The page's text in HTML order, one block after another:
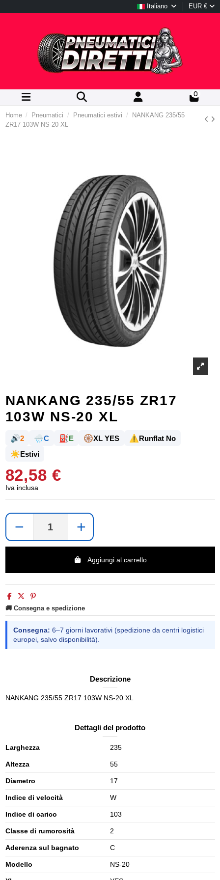
Italiano EUR €
0
Home Pneumatici Pneumatici estivi
NANKANG 235/55
ZR17 103W NS-20 XL
NANKANG 235/55 ZR17
103W NS-20 XL
🔊2 🌧️C ⛽E 🛞XL YES ⚠️Runflat No
☀️Estivi
82,58 €
Iva inclusa
− +
Aggiungi al carrello
🚚 Consegna e spedizione
Consegna: 6–7 giorni lavorativi (spedizione da centri logistici
europei, salvo disponibilità).
Descrizione
NANKANG 235/55 ZR17 103W NS-20 XL
Dettagli del prodotto
Larghezza 235
Altezza 55
Diametro 17
Indice di velocità W
Indice di carico 103
Classe di rumorosità 2
Aderenza sul bagnato C
Modello NS-20